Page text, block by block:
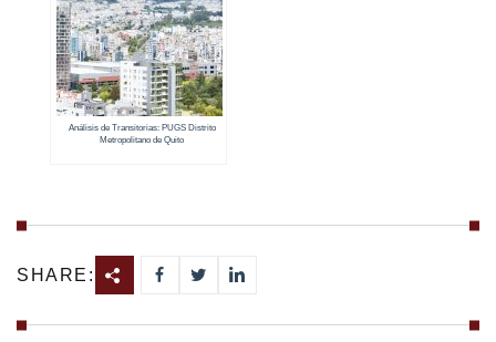
Análisis de Transitorias: PUGS Distrito
Metropolitano de Quito
SHARE: